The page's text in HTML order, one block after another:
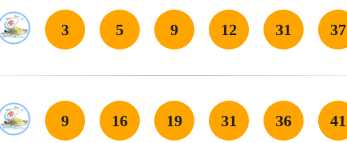
3 5 9 12 31 37
9 16 19 31 36 41